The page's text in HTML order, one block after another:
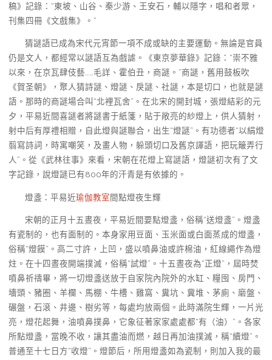
稿》記錄：“東坡、山谷、秦少游、王安石，輔以隱字，唱和者眾，
刊集四冊《文戲集》。”
猜謎語已成為宋代元宵節一項不成或缺的主要運動。無論是官員
仍是文人，都經常以謎語互為戲謔。《東京夢華錄》記錄：“崇不雅
以來，在京瓦肆伎藝……毛詳、霍伯丑，商謎。”商謎，舊用鼓板吹
《賀圣朝》，聚人猜詩謎、燈謎、戾謎、社謎，本是切口，也就是謎
語。那時的商謎場合叫“北裡瓦舍”。在北宋的開封城，張燈結彩的元
夕，平易近間喜謎者將謎書于紙箋，貼于敞亮的紗燈上，供人猜射，
射中后有厚禮相贈，自此燈與謎聯合，出生“燈謎”。有功德者“以絹燈
翦寫詩詞，時寓嘲笑，及畫人物，躲頭切口及舊京諢語，把玩簸弄行
人”。從《武林往事》來看，宋朝在花燈上寫謎語，燈謎初次有了文
字記錄，說燈謎已有800年的汗青是有依據的。
燈盞：平易近瑜伽教室間點燈夜生輝
宋朝的正月十五晝夜，平易近間要點燈盞，俗稱“送燈盞”。燈盞
有瓷制的，也有面制的。本身家用豆面、玉米面或白面蒸成的燈盞，
俗稱“燈饃”。高二寸許，上凹，盛以噴鼻油或許棉油，紅線繩作為燈
炷。在十四晝夜開端撲滅，俗稱“試燈”。十五晝夜為“正燈”，屆時焚
噴鼻祈禱畢，將一切燈盞送放于自家院內院外的水缸、糧囤、房門、
墻頭、豬圈、羊欄、馬棚、牛槽、雞窩、糞坑、糞堆、茅廁、磨盤、
碾盤，石滾、井邊、樹劣等，每處均放兩個。此時滿院生輝，一片光
亮，燈花起舞，油噴鼻撲鼻，它象征著家家處處都“有（油）”。各家
所點燈盞，當晚不收，讓其盡油而燃，越日再加油撲滅，稱“續燈”。
普通至十七日方“收燈”。燈節后，所用燈盞如為瓷制，則加入我的最